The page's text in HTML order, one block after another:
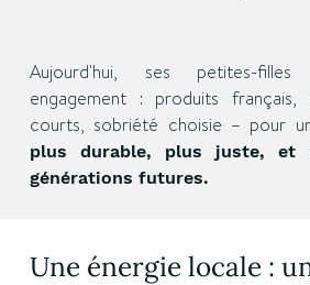
Aujourd'hui, ses petites-
engagement : produits
courts, sobriété choisie – pour
plus durable, plus juste, et
générations futures.
Une énergie locale :